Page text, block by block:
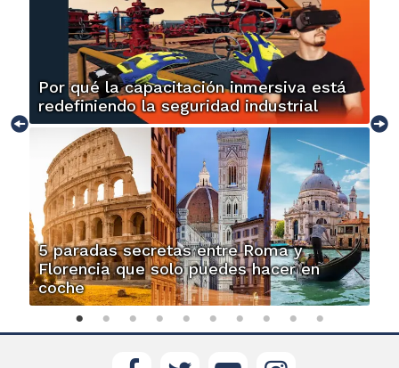
Por qué la capacitación inmersiva está
redefiniendo la seguridad industrial
5 paradas secretas entre Roma y
Florencia que solo puedes hacer en
coche